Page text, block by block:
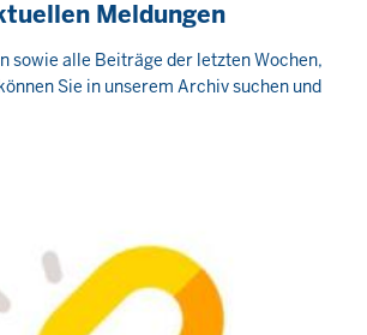
Meldungen
sowie alle Beiträge der letzten Wochen,
Sie in unserem Archiv suchen und